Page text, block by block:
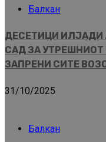
Балкан
ДЕСЕТИЦИ ИЛЈАДИ
САД ЗА
ЗАПРЕНИ СИТЕ
31/10/2025
Балкан